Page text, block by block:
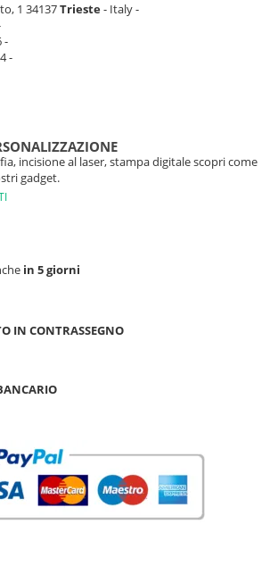
1 34137Trieste- Italy -
-
-
incisione al laser, stampa digitale scopri come
gadget.
in 5 giorni
IN CONTRASSEGNO